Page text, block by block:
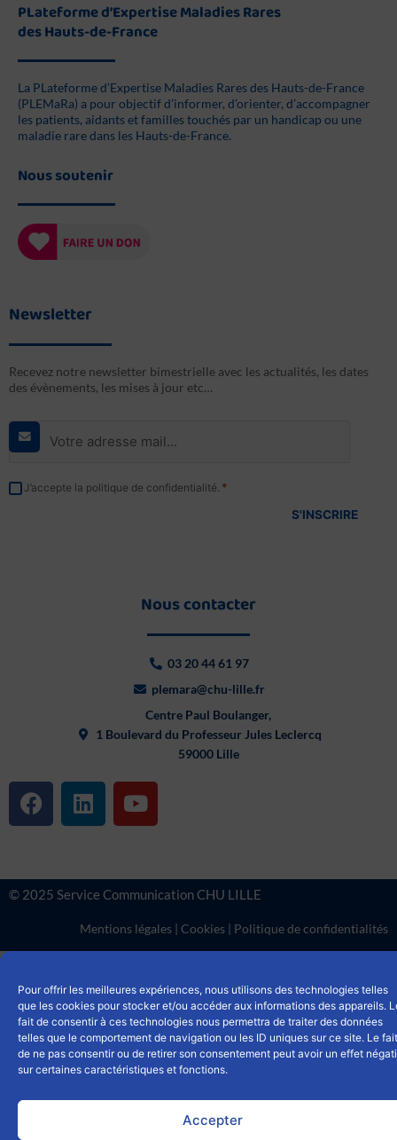
Pour offrir les meilleures expériences, nous utilisons des technologies telles
que les cookies pour stocker et/ou accéder aux informations des appareils.
fait de consentir à ces technologies nous permettra de traiter des données
telles que le comportement de navigation ou les ID uniques sur ce site. Le fait
de ne pas consentir ou de retirer son consentement peut avoir un effet
sur certaines caractéristiques et fonctions.
Accepter
PLateforme d’Expertise Maladies Rares
des Hauts-de-France
La PLateforme d’Expertise Maladies Rares des Hauts-de-France
(PLEMaRa) a pour objectif d’informer, d’orienter, d’accompagner
les patients, aidants et familles touchés par un handicap ou une
maladie rare dans les Hauts-de-France.
Nous soutenir
Newsletter
Recevez notre newsletter bimestrielle avec les actualités, les dates
des évènements, les mises à jour etc…
E-
mail
RGPD
J’accepte la politique de confidentialité. *
Nous contacter
03 20 44 61 97
plemara@chu-lille.fr
Centre Paul Boulanger,
1 Boulevard du Professeur Jules Leclercq
59000 Lille
F
a
b
o
k
L
i
e
d
i
n
Y
o
u
b
e
© 2025 Service Communication CHU LILLE
Mentions légales | Cookies | Politique de confidentialités